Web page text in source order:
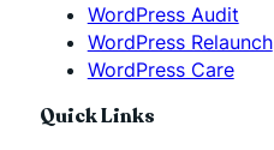
WordPress Audit
WordPress Relaunch
WordPress Care
Quick Links